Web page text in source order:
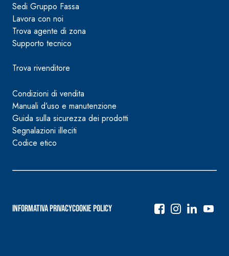
Sedi Gruppo Fassa
Lavora con noi
Trova agente di zona
Supporto tecnico
Trova rivenditore
Condizioni di vendita
Manuali d’uso e manutenzione
Guida sulla sicurezza dei prodotti
Segnalazioni illeciti
Codice etico
Informativa PrivacyCookie Policy